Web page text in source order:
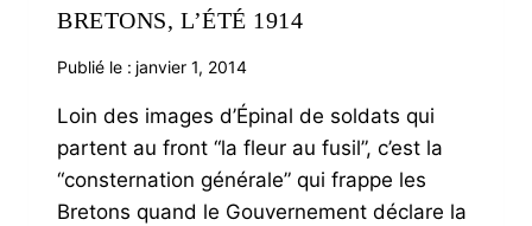
BRETONS, L’ÉTÉ 1914
Publié le : janvier 1, 2014
Loin des images d’Épinal de soldats qui
partent au front “la fleur au fusil”, c’est la
“consternation générale” qui frappe les
Bretons quand le Gouvernement déclare la